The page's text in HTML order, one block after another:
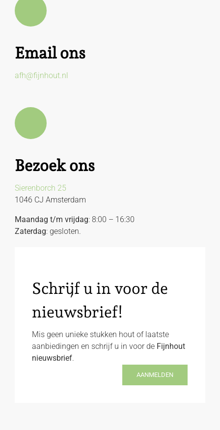
Email ons
afh@fijnhout.nl
Bezoek ons
Sierenborch 25
1046 CJ Amsterdam
Maandag t/m vrijdag: 8:00 – 16:30
Zaterdag: gesloten.
Schrijf u in voor de
nieuwsbrief!
Mis geen unieke stukken hout of laatste
aanbiedingen en schrijf u in voor de Fijnhout
nieuwsbrief.
AANMELDEN